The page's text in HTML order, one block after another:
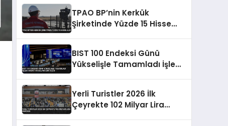
Yapıldı
TPAO BP’nin Kerkük
Şirketinde Yüzde 15 Hisse
BIST 100 Endeksi Günü
Yükselişle Tamamladı İşlem
Yerli Turistler 2026 İlk
Çeyrekte 102 Milyar Lira